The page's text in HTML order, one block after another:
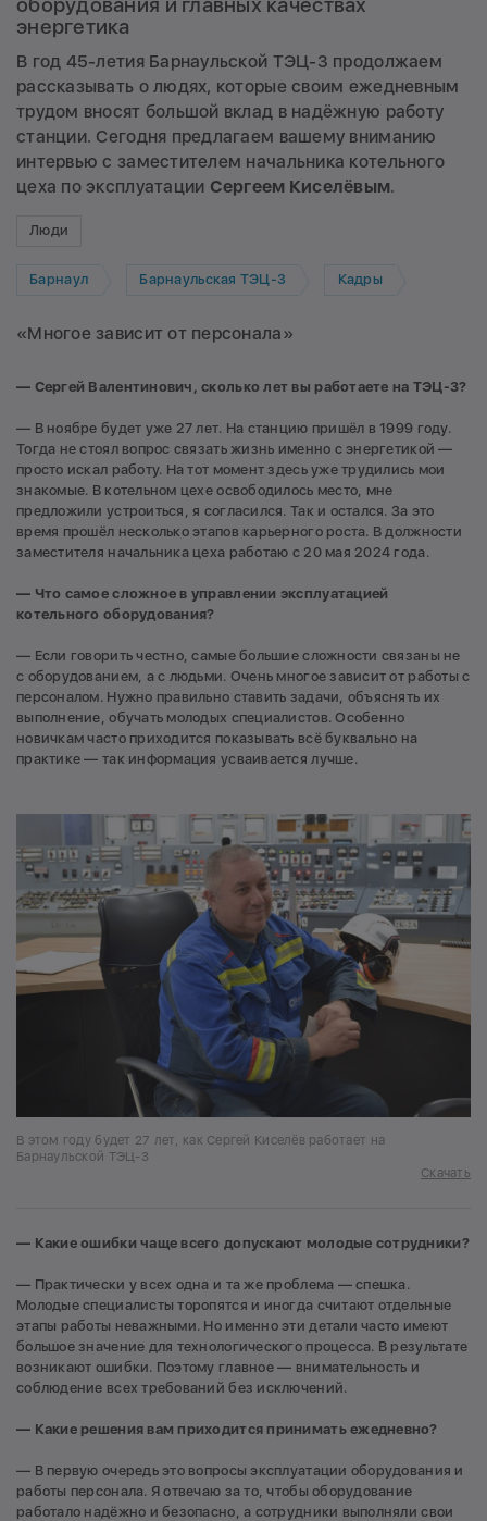
оборудования и главных качествах
энергетика
В год 45-летия Барнаульской ТЭЦ-3 продолжаем
рассказывать о людях, которые своим ежедневным
трудом вносят большой вклад в надёжную работу
станции. Сегодня предлагаем вашему вниманию
интервью с заместителем начальника котельного
цеха по эксплуатации Сергеем Киселёвым.
Люди
Барнаул Барнаульская ТЭЦ-3 Кадры
«Многое зависит от персонала»
— Сергей Валентинович, сколько лет вы работаете на ТЭЦ-3?
— В ноябре будет уже 27 лет. На станцию пришёл в 1999 году.
Тогда не стоял вопрос связать жизнь именно с энергетикой —
просто искал работу. На тот момент здесь уже трудились мои
знакомые. В котельном цехе освободилось место, мне
предложили устроиться, я согласился. Так и остался. За это
время прошёл несколько этапов карьерного роста. В должности
заместителя начальника цеха работаю с 20 мая 2024 года.
— Что самое сложное в управлении эксплуатацией
котельного оборудования?
— Если говорить честно, самые большие сложности связаны не
с оборудованием, а с людьми. Очень многое зависит от работы с
персоналом. Нужно правильно ставить задачи, объяснять их
выполнение, обучать молодых специалистов. Особенно
новичкам часто приходится показывать всё буквально на
практике — так информация усваивается лучше.
В этом году будет 27 лет, как Сергей Киселёв работает на
Барнаульской ТЭЦ-3
Скачать
— Какие ошибки чаще всего допускают молодые сотрудники?
— Практически у всех одна и та же проблема — спешка.
Молодые специалисты торопятся и иногда считают отдельные
этапы работы неважными. Но именно эти детали часто имеют
большое значение для технологического процесса. В результате
возникают ошибки. Поэтому главное — внимательность и
соблюдение всех требований без исключений.
— Какие решения вам приходится принимать ежедневно?
— В первую очередь это вопросы эксплуатации оборудования и
работы персонала. Я отвечаю за то, чтобы оборудование
работало надёжно и безопасно, а сотрудники выполняли свои